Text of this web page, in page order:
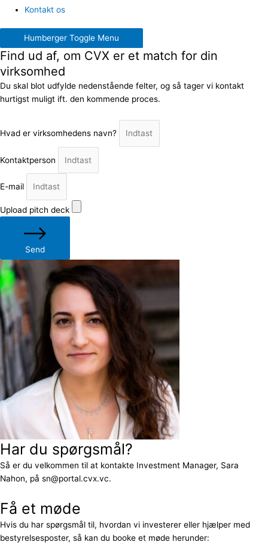
Kontakt os
Humberger Toggle Menu
Find ud af, om CVX er et match for din
virksomhed
Du skal blot udfylde nedenstående felter, og så tager vi kontakt
hurtigst muligt ift. den kommende proces.
Hvad er virksomhedens navn?
Kontaktperson
E-mail
Upload pitch deck
Send
Har du spørgsmål?
Så er du velkommen til at kontakte Investment Manager, Sara
Nahon, på sn@portal.cvx.vc.
Få et møde
Hvis du har spørgsmål til, hvordan vi investerer eller hjælper med
bestyrelsesposter, så kan du booke et møde herunder: